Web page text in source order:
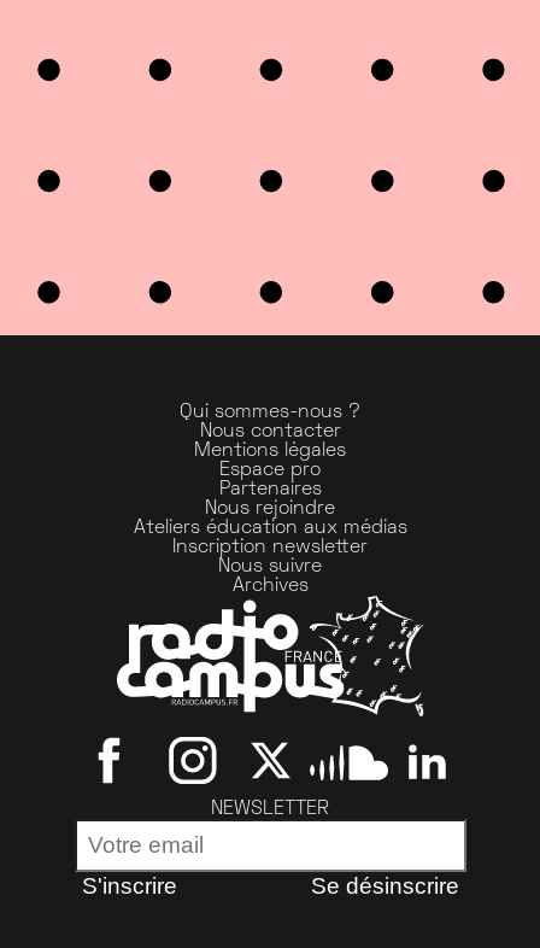
Qui sommes-nous ?
Nous contacter
Mentions légales
Espace pro
Partenaires
Nous rejoindre
Ateliers éducation aux médias
Inscription newsletter
Nous suivre
Archives
NEWSLETTER
S'inscrire Se désinscrire